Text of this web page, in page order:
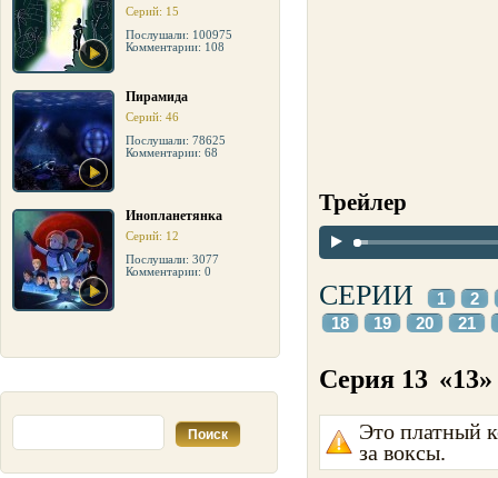
Серий: 15
Послушали: 100975
Комментарии: 108
Пирамида
Серий: 46
Послушали: 78625
Комментарии: 68
Инопланетянка
Серий: 12
Послушали: 3077
Комментарии: 0
Трейлер
СЕРИИ 1
2
18
19 20 21
Серия 13 «13»
Это платный
за воксы.